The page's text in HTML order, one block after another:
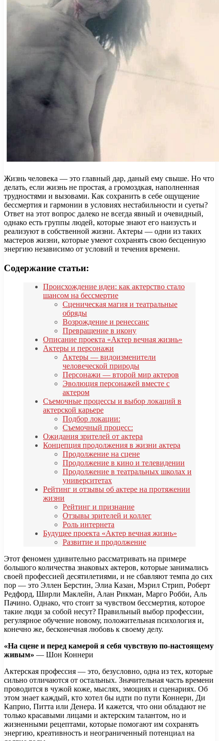
Жизнь человека — это главный дар, даный ему свыше. Но что
делать, если жизнь не простая, а громоздкая, наполненная
трудностями и вызовами. Как сохранить в себе ощущение
бессмертия и гармонии в условиях нестабильности и суеты?
Ответ на этот вопрос далеко не всегда явный и очевидный,
однако есть группы людей, которые знают его наизусть и
реализуют в собственной жизни. Актеры — одни из таких
мастеров жизни, которые умеют сохранять свою бесценную
энергию независимо от условий и течения времени.
Содержание статьи:
Происхождение идеи: как актерство стало
шансом на бессмертие
Сценическая магия и театральные
обряды
Возрождение и ренессанс
Превращение в икону
Описание проекта «Актер вечная жизнь»
Актеры и персонажи
Актеры — видоизменители
человеческой природы
Персонажи — второй мир актеров
Эволюция персонажей вместе с
актером
Съемочные процессы и выбор локаций в
актерской карьере
Подбор локации:
Съемочный процесс:
Ожидания зрителей от актера
Концепция продолжения в жизни актера
Продолжение на сцене
Продолжение в кино и телевидении
Продолжение в театральных школах и
университетах
Рейтинг и отзывы об актере на протяжении
жизни
Рейтинг и признание
Отзывы зрителей и коллег
Роль интернета
Будущее проекта «Актер вечная жизнь»
Развитие и продолжение
Этот феномен удивительно рассматривать на примере
большого количества знаковых актеров, которые занимались
своей профессией десятилетиями, и не сбавляют темпа до сих
пор — это Эллен Берстин, Элиа Казан, Мэрил Стрип, Роберт
Редфорд, Ширли Маклейн, Алан Рикман, Марго Робби, Аль
Пачино. Однако, что стоит за чувством бессмертия, которое
такие люди за собой несут? Правильный выбор профессии,
регулярное обучение новому, положительная психология и,
конечно же, бесконечная любовь к своему делу.
«На сцене и перед камерой я себя чувствую по-настоящему
живым» — Шон Коннери
Актерская профессия — это, безусловно, одна из тех, которые
сильно отличаются от остальных. Значительная часть времени
проводится в чужой коже, мыслях, эмоциях и сценариях. Об
этом знает каждый, кто хотел бы идти по пути Коннери, Ди
Каприо, Питта или Денера. И кажется, что они обладают не
только красавыми лицами и актерским талантом, но и
жизненными рецептами, которые помогают им сохранять
энергию, креативность и неограниченный потенциал на